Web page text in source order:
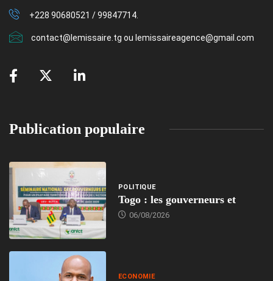
+228 90680521 / 99847714.
contact@lemissaire.tg ou lemissaireagence@gmail.com
Publication populaire
POLITIQUE
Togo : les gouverneurs et
06/08/2026
ECONOMIE